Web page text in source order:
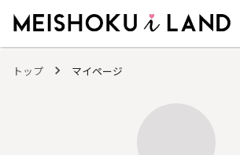
トップ マイページ